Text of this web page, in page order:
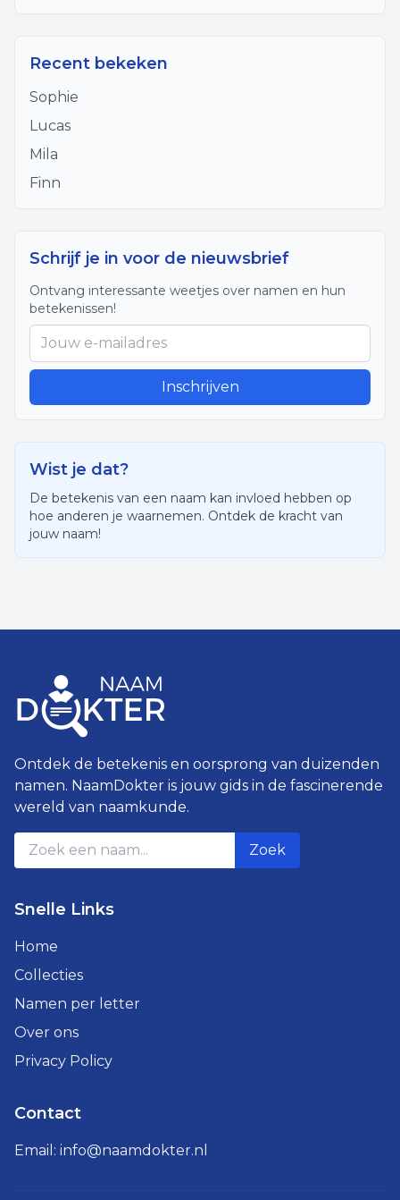
Recent bekeken
Sophie
Lucas
Mila
Finn
Schrijf je in voor de nieuwsbrief
Ontvang interessante weetjes over namen en hun
betekenissen!
Inschrijven
Wist je dat?
De betekenis van een naam kan invloed hebben op
hoe anderen je waarnemen. Ontdek de kracht van
jouw naam!
Ontdek de betekenis en oorsprong van duizenden
namen. NaamDokter is jouw gids in de fascinerende
wereld van naamkunde.
Zoek
Snelle Links
Home
Collecties
Namen per letter
Over ons
Privacy Policy
Contact
Email: info@naamdokter.nl